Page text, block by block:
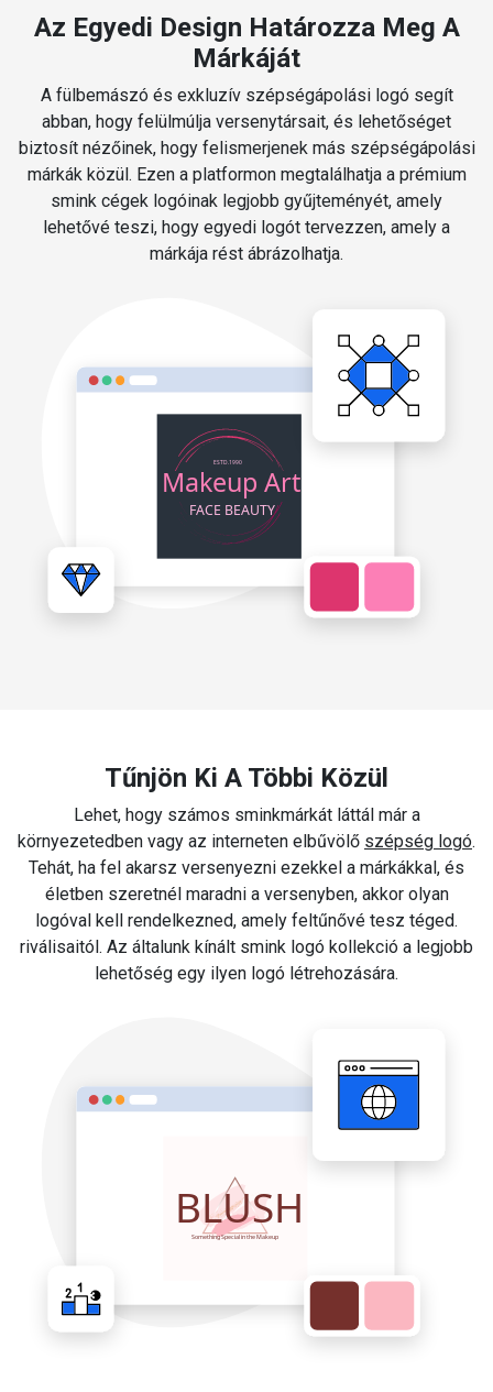
Az Egyedi Design Határozza Meg A
Márkáját
A fülbemászó és exkluzív szépségápolási logó segít
abban, hogy felülmúlja versenytársait, és lehetőséget
biztosít nézőinek, hogy felismerjenek más szépségápolási
márkák közül. Ezen a platformon megtalálhatja a prémium
smink cégek logóinak legjobb gyűjteményét, amely
lehetővé teszi, hogy egyedi logót tervezzen, amely a
márkája rést ábrázolhatja.
Tűnjön Ki A Többi Közül
Lehet, hogy számos sminkmárkát láttál már a
környezetedben vagy az interneten elbűvölő szépség logó.
Tehát, ha fel akarsz versenyezni ezekkel a márkákkal, és
életben szeretnél maradni a versenyben, akkor olyan
logóval kell rendelkezned, amely feltűnővé tesz téged.
riválisaitól. Az általunk kínált smink logó kollekció a legjobb
lehetőség egy ilyen logó létrehozására.